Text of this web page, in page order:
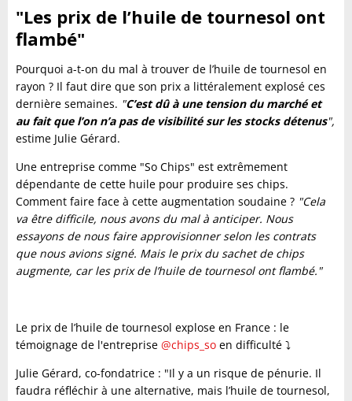
"Les prix de l’huile de tournesol ont
flambé"
Pourquoi a-t-on du mal à trouver de l’huile de tournesol en
rayon ? Il faut dire que son prix a littéralement explosé ces
dernière semaines. "C’est dû à une tension du marché et
au fait que l’on n’a pas de visibilité sur les stocks détenus",
estime Julie Gérard.
Une entreprise comme "So Chips" est extrêmement
dépendante de cette huile pour produire ses chips.
Comment faire face à cette augmentation soudaine ? "Cela
va être difficile, nous avons du mal à anticiper. Nous
essayons de nous faire approvisionner selon les contrats
que nous avions signé. Mais le prix du sachet de chips
augmente, car les prix de l’huile de tournesol ont flambé."
Le prix de l’huile de tournesol explose en France : le
témoignage de l'entreprise @chips_so en difficulté ⤵️
Julie Gérard, co-fondatrice : "Il y a un risque de pénurie. Il
faudra réfléchir à une alternative, mais l’huile de tournesol,